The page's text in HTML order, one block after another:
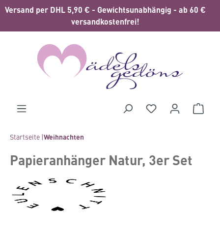
springen
Versand per DHL 5,90 € - Gewichtsunabhängig - ab 60 €
versandkostenfrei!
Startseite |Weihnachten
Papieranhänger Natur, 3er Set